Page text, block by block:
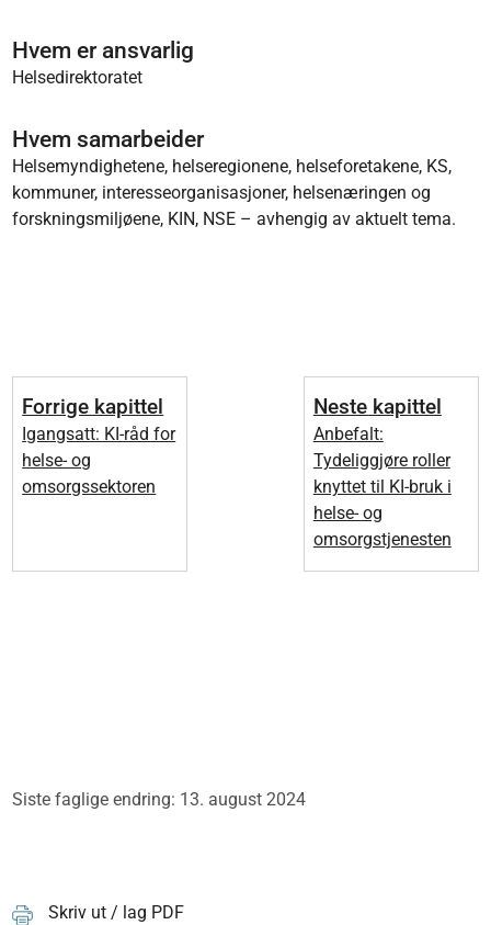
Hvem er ansvarlig
Helsedirektoratet
Hvem samarbeider
Helsemyndighetene, helseregionene, helseforetakene, KS,
kommuner, interesseorganisasjoner, helsenæringen og
forskningsmiljøene, KIN, NSE – avhengig av aktuelt tema.
Forrige kapittel
Igangsatt: KI-råd for
helse- og
omsorgssektoren
Neste kapittel
Anbefalt:
Tydeliggjøre roller
knyttet til KI-bruk i
helse- og
omsorgstjenesten
Siste faglige endring: 13. august 2024
Skriv ut / lag PDF